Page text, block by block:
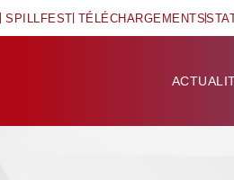
SPILLFEST TÉLÉCHARGEMENTS